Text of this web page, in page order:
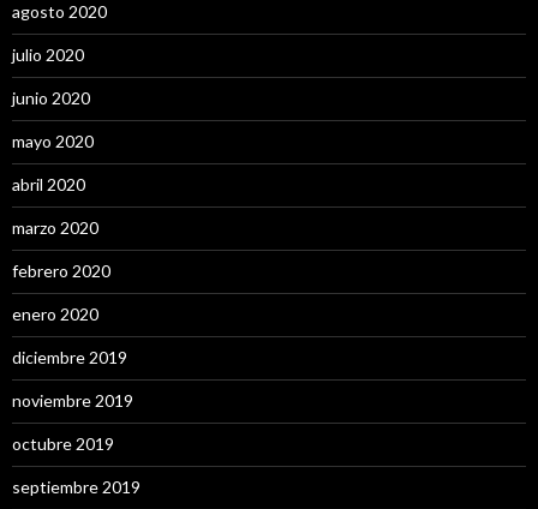
agosto 2020
julio 2020
junio 2020
mayo 2020
abril 2020
marzo 2020
febrero 2020
enero 2020
diciembre 2019
noviembre 2019
octubre 2019
septiembre 2019